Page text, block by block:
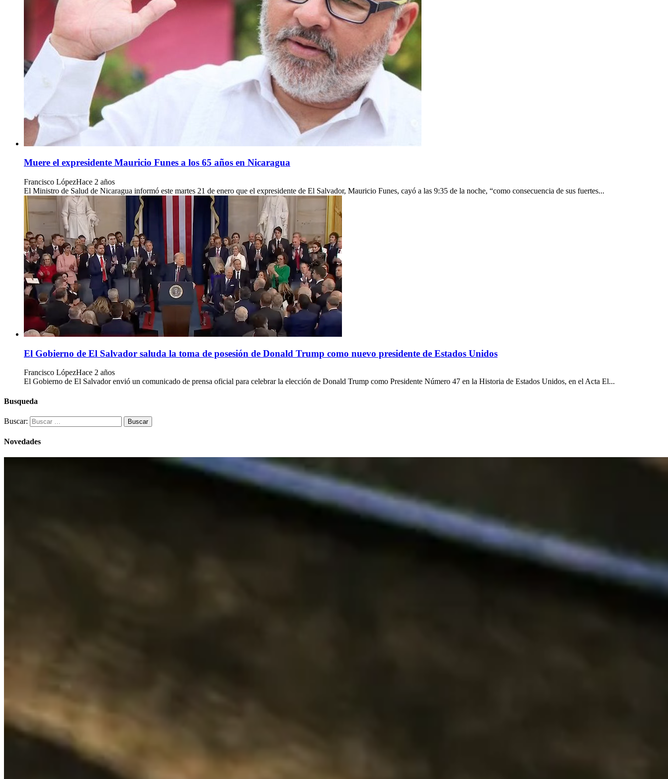
Muere el expresidente Mauricio Funes a los 65 años en Nicaragua
Francisco LópezHace 2 años
El Ministro de Salud de Nicaragua informó este martes 21 de enero que el expresidente de El Salvador, Mauricio Funes, cayó a las 9:35 de la noche, “como consecuencia de sus fuertes...
El Gobierno de El Salvador saluda la toma de posesión de Donald Trump como nuevo presidente de Estados Unidos
Francisco LópezHace 2 años
El Gobierno de El Salvador envió un comunicado de prensa oficial para celebrar la elección de Donald Trump como Presidente Número 47 en la Historia de Estados Unidos, en el Acta El...
Busqueda
Buscar:
Novedades